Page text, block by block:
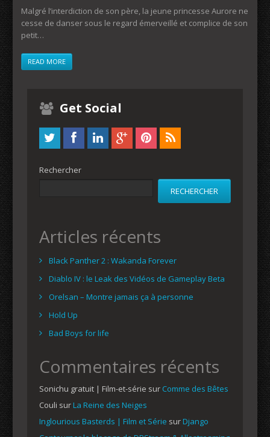
Malgré l’interdiction de son père, la jeune princesse Aurore ne
cesse de danser sous le regard émerveillé et complice de son
petit…
READ MORE
Get Social
Rechercher
RECHERCHER
Articles récents
Black Panther 2 : Wakanda Forever
Diablo IV : le Leak des Vidéos de Gameplay Beta
Orelsan – Montre jamais ça à personne
Hold Up
Bad Boys for life
Commentaires récents
Sonichu gratuit | Film-et-série sur Comme des Bêtes
Couli surLa Reine des Neiges
Inglourious Basterds | Film et Série surDjango